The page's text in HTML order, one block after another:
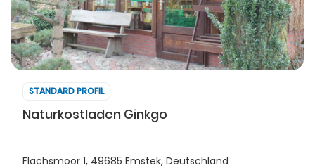
STANDARD PROFIL
Naturkostladen Ginkgo
Flachsmoor 1, 49685 Emstek, Deutschland